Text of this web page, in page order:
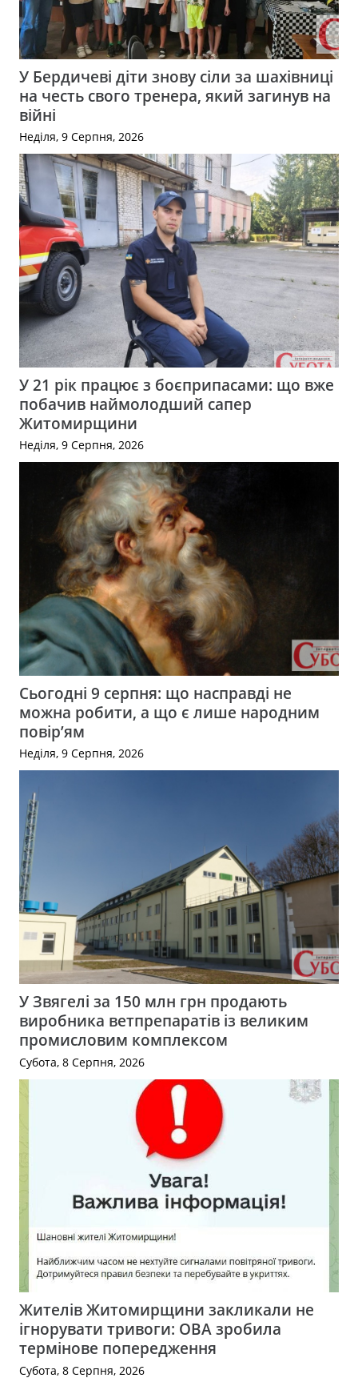
У Бердичеві діти знову сіли за шахівниці
на честь свого тренера, який загинув на
війні
Неділя, 9 Серпня, 2026
У 21 рік працює з боєприпасами: що вже
побачив наймолодший сапер
Житомирщини
Неділя, 9 Серпня, 2026
Сьогодні 9 серпня: що насправді не
можна робити, а що є лише народним
повір’ям
Неділя, 9 Серпня, 2026
У Звягелі за 150 млн грн продають
виробника ветпрепаратів із великим
промисловим комплексом
Субота, 8 Серпня, 2026
Жителів Житомирщини закликали не
ігнорувати тривоги: ОВА зробила
термінове попередження
Субота, 8 Серпня, 2026